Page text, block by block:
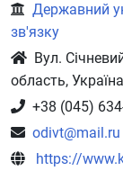
Державний
зв'язку
Вул.
область,
+38 (045)
odivt@mail.ru
https://